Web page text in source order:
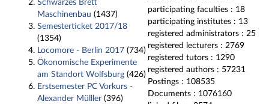
participating faculties: 18
participating institutes: 13
registered administrators: 25
registered lecturers: 2769
registered tutors: 1290
registered authors: 57231
Postings: 108535
Documents: 1076160
Schwarzes Brett
Maschinenbau (1437)
Semesterticket 2017/18
(1354)
Locomore - Berlin 2017 (734)
Ökonomische Experimente
am Standort Wolfsburg (426)
Erstsemester PC Vorkurs -
Alexander Mülller (396)